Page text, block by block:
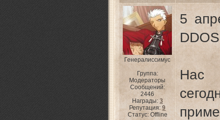
Генералиссимус
Группа:
Модераторы
Сообщений:
2446
Награды: 3
Репутация:9
Статус: Offline
5
Нас